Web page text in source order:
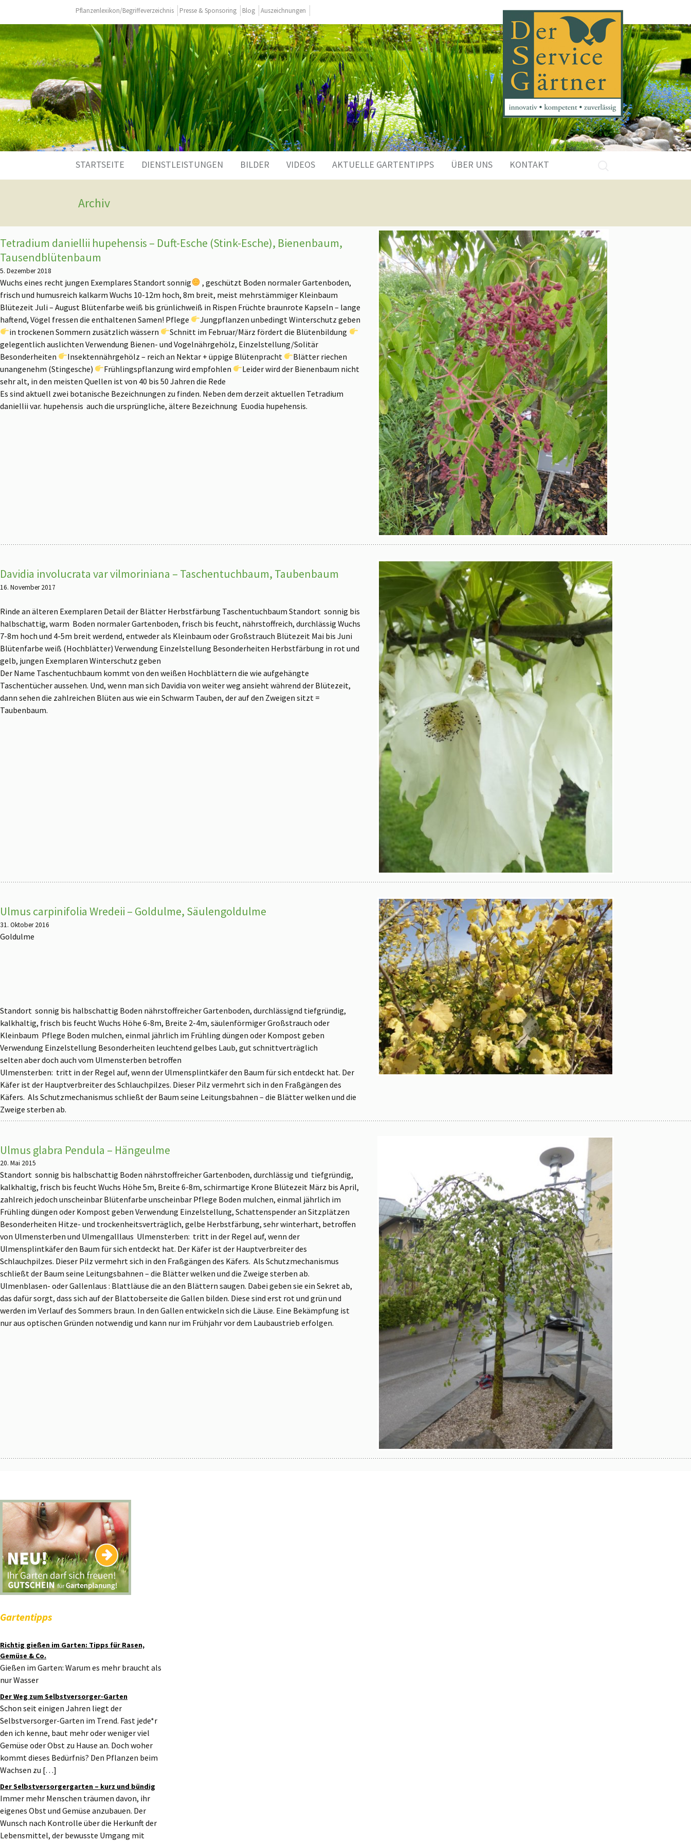
Pflanzenlexikon/Begriffeverzeichnis Presse & Sponsoring Blog Auszeichnungen
Inhalt
springen
STARTSEITE DIENSTLEISTUNGEN BILDER VIDEOS AKTUELLE GARTENTIPPS ÜBER UNS KONTAKT
Archiv
Tetradium daniellii hupehensis – Duft-Esche (Stink-Esche), Bienenbaum,
Tausendblütenbaum
5. Dezember 2018
Wuchs eines recht jungen Exemplares Standort sonnig
, geschützt Boden normaler Gartenboden,
frisch und humusreich kalkarm Wuchs 10-12m hoch, 8m breit, meist mehrstämmiger Kleinbaum
Blütezeit Juli – August Blütenfarbe weiß bis grünlichweiß in Rispen Früchte braunrote Kapseln – lange
haftend, Vögel fressen die enthaltenen Samen! Pflege
Jungpflanzen unbedingt Winterschutz geben
in trockenen Sommern zusätzlich wässern
Schnitt im Februar/März fördert die Blütenbildung
gelegentlich auslichten Verwendung Bienen- und Vogelnährgehölz, Einzelstellung/Solitär
Besonderheiten
Insektennährgehölz – reich an Nektar + üppige Blütenpracht
Blätter riechen
unangenehm (Stingesche)
Frühlingspflanzung wird empfohlen
Leider wird der Bienenbaum nicht
sehr alt, in den meisten Quellen ist von 40 bis 50 Jahren die Rede
Es sind aktuell zwei botanische Bezeichnungen zu finden. Neben dem derzeit aktuellen Tetradium
daniellii var. hupehensis auch die ursprüngliche, ältere Bezeichnung Euodia hupehensis.
Davidia involucrata var vilmoriniana – Taschentuchbaum, Taubenbaum
16. November 2017
Rinde an älteren Exemplaren Detail der Blätter Herbstfärbung Taschentuchbaum Standort sonnig bis
halbschattig, warm Boden normaler Gartenboden, frisch bis feucht, nährstoffreich, durchlässig Wuchs
7-8m hoch und 4-5m breit werdend, entweder als Kleinbaum oder Großstrauch Blütezeit Mai bis Juni
Blütenfarbe weiß (Hochblätter) Verwendung Einzelstellung Besonderheiten Herbstfärbung in rot und
gelb, jungen Exemplaren Winterschutz geben
Der Name Taschentuchbaum kommt von den weißen Hochblättern die wie aufgehängte
Taschentücher aussehen. Und, wenn man sich Davidia von weiter weg ansieht während der Blütezeit,
dann sehen die zahlreichen Blüten aus wie ein Schwarm Tauben, der auf den Zweigen sitzt =
Taubenbaum.
Ulmus carpinifolia Wredeii – Goldulme, Säulengoldulme
31. Oktober 2016
Goldulme
Standort sonnig bis halbschattig Boden nährstoffreicher Gartenboden, durchlässignd tiefgründig,
kalkhaltig, frisch bis feucht Wuchs Höhe 6-8m, Breite 2-4m, säulenförmiger Großstrauch oder
Kleinbaum Pflege Boden mulchen, einmal jährlich im Frühling düngen oder Kompost geben
Verwendung Einzelstellung Besonderheiten leuchtend gelbes Laub, gut schnittverträglich
selten aber doch auch vom Ulmensterben betroffen
Ulmensterben: tritt in der Regel auf, wenn der Ulmensplintkäfer den Baum für sich entdeckt hat. Der
Käfer ist der Hauptverbreiter des Schlauchpilzes. Dieser Pilz vermehrt sich in den Fraßgängen des
Käfers. Als Schutzmechanismus schließt der Baum seine Leitungsbahnen – die Blätter welken und die
Zweige sterben ab.
Ulmus glabra Pendula – Hängeulme
20. Mai 2015
Standort sonnig bis halbschattig Boden nährstoffreicher Gartenboden, durchlässig und tiefgründig,
kalkhaltig, frisch bis feucht Wuchs Höhe 5m, Breite 6-8m, schirmartige Krone Blütezeit März bis April,
zahlreich jedoch unscheinbar Blütenfarbe unscheinbar Pflege Boden mulchen, einmal jährlich im
Frühling düngen oder Kompost geben Verwendung Einzelstellung, Schattenspender an Sitzplätzen
Besonderheiten Hitze- und trockenheitsverträglich, gelbe Herbstfärbung, sehr winterhart, betroffen
von Ulmensterben und Ulmengalllaus Ulmensterben: tritt in der Regel auf, wenn der
Ulmensplintkäfer den Baum für sich entdeckt hat. Der Käfer ist der Hauptverbreiter des
Schlauchpilzes. Dieser Pilz vermehrt sich in den Fraßgängen des Käfers. Als Schutzmechanismus
schließt der Baum seine Leitungsbahnen – die Blätter welken und die Zweige sterben ab.
Ulmenblasen- oder Gallenlaus : Blattläuse die an den Blättern saugen. Dabei geben sie ein Sekret ab,
das dafür sorgt, dass sich auf der Blattoberseite die Gallen bilden. Diese sind erst rot und grün und
werden im Verlauf des Sommers braun. In den Gallen entwickeln sich die Läuse. Eine Bekämpfung ist
nur aus optischen Gründen notwendig und kann nur im Frühjahr vor dem Laubaustrieb erfolgen.
Gartentipps
Richtig gießen im Garten: Tipps für Rasen,
Gemüse & Co.
Gießen im Garten: Warum es mehr braucht als
nur Wasser
Der Weg zum Selbstversorger-Garten
Schon seit einigen Jahren liegt der
Selbstversorger-Garten im Trend. Fast jede*r
den ich kenne, baut mehr oder weniger viel
Gemüse oder Obst zu Hause an. Doch woher
kommt dieses Bedürfnis? Den Pflanzen beim
Wachsen zu […]
Der Selbstversorgergarten – kurz und bündig
Immer mehr Menschen träumen davon, ihr
eigenes Obst und Gemüse anzubauen. Der
Wunsch nach Kontrolle über die Herkunft der
Lebensmittel, der bewusste Umgang mit